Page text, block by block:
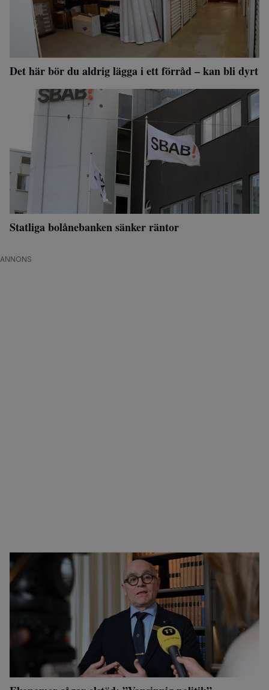
Det här bör du aldrig lägga i ett förråd – kan bli dyrt
Statliga bolånebanken sänker räntor
ANNONS